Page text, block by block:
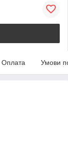
Оплата Умови